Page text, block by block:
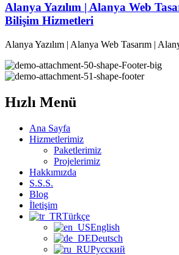
Alanya Yazılım | Alanya Web
Bilişim Hizmetleri
Alanya Yazılım | Alanya Web Tasarım |
Hızlı Menü
Ana Sayfa
Hizmetlerimiz
Paketlerimiz
Projelerimiz
Hakkımızda
S.S.S.
Blog
İletişim
Türkçe
English
Deutsch
Русский